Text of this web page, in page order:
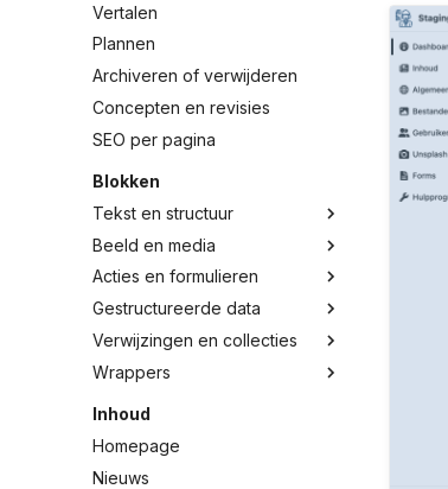
Vertalen
Plannen
Archiveren of verwijderen
Concepten en revisies
SEO per pagina
Blokken
Tekst en structuur
Beeld en media
Acties en formulieren
Gestructureerde data
Verwijzingen en collecties
Wrappers
Inhoud
Homepage
Nieuws